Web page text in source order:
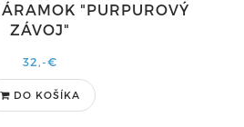
"PURPUROVÝ
ZÁVOJ"
32,-€
DO KOŠÍKA